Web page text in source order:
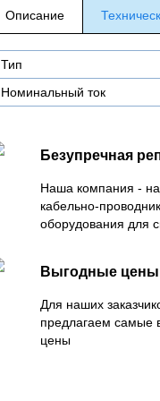
Описание
Тип
Номинальный ток
Безупречная
Наша компания -
кабельно-
оборудования для
Выгодные цены
Для наших
предлагаем самые
цены